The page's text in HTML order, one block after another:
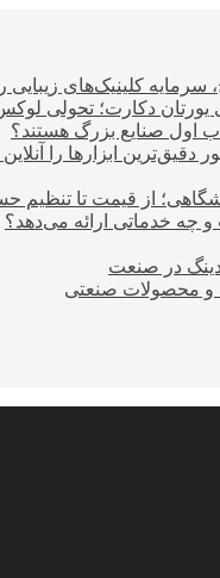
سرمایه کلینیک‌های زیبایی
یورتان دکارت؛ تحولی
ابزارها را
از قیمت تا
در صنعت
و محصولات صنعتی